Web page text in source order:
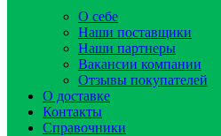
О себе
Наши поставщики
Наши партнеры
Вакансии компании
Отзывы покупателей
О доставке
Контакты
Справочники